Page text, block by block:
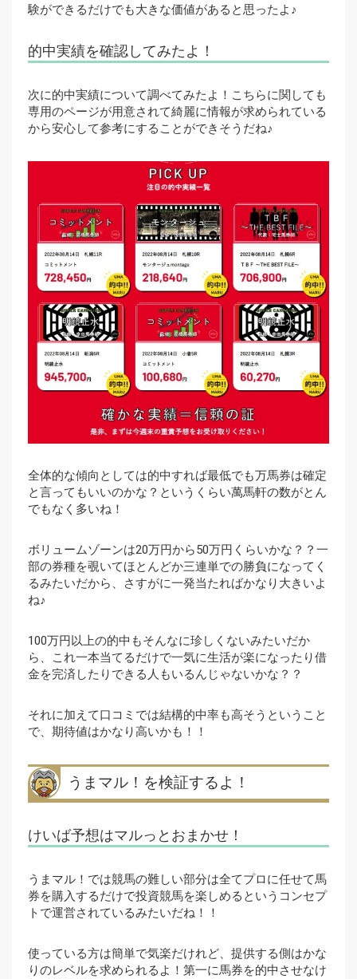
験ができるだけでも大きな価値があると思ったよ♪
的中実績を確認してみたよ！
次に的中実績について調べてみたよ！こちらに関しても
専用のページが用意されて綺麗に情報が求められている
から安心して参考にすることができそうだね♪
全体的な傾向としては的中すれば最低でも万馬券は確定
と言ってもいいのかな？というくらい萬馬軒の数がとん
でもなく多いね！
ボリュームゾーンは20万円から50万円くらいかな？？一
部の券種を覗いてほとんどか三連単での勝負になってく
るみたいだから、さすがに一発当たればかなり大きいよ
ね♪
100万円以上の的中もそんなに珍しくないみたいだか
ら、これ一本当てるだけで一気に生活が楽になったり借
金を完済したりできる人もいるんじゃないかな？？
それに加えて口コミでは結構的中率も高そうということ
で、期待値はかなり高いかも！！
うまマル！を検証するよ！
けいば予想はマルっとおまかせ！
うまマル！では競馬の難しい部分は全てプロに任せて馬
券を購入するだけで投資競馬を楽しめるというコンセプ
トで運営されているみたいだね！！
使っている方は簡単で気楽だけれど、提供する側はかな
りのレベルを求められるよ！第一に馬券を的中させなけ